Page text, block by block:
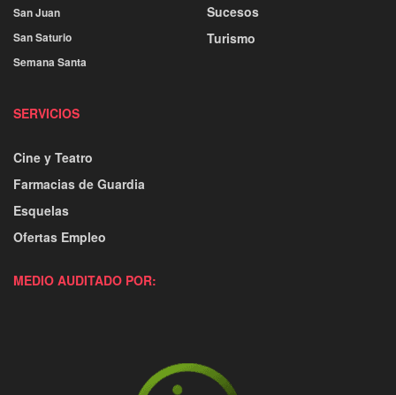
San Juan
San Saturio
Semana Santa
Sucesos
Turismo
SERVICIOS
Cine y Teatro
Farmacias de Guardia
Esquelas
Ofertas Empleo
MEDIO AUDITADO POR: